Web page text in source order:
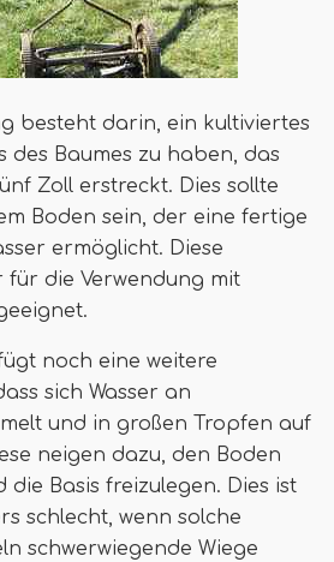
besteht darin, ein kultiviertes
des Baumes zu haben, das
Zoll erstreckt. Dies sollte
Boden sein, der eine fertige
ermöglicht. Diese
für die Verwendung mit
noch eine weitere
sich Wasser an
und in großen Tropfen auf
neigen dazu, den Boden
die Basis freizulegen. Dies ist
schlecht, wenn solche
schwerwiegende Wiege